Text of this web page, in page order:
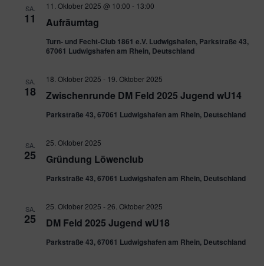
SA.
11 Aufräumtag
11. Oktober 2025 @ 10:00 - 13:00
Turn- und Fecht-Club 1861 e.V. Ludwigshafen, Parkstraße 43,
67061 Ludwigshafen am Rhein, Deutschland
SA.
18 Zwischenrunde DM Feld 2025 Jugend wU14
18. Oktober 2025 - 19. Oktober 2025
Parkstraße 43, 67061 Ludwigshafen am Rhein, Deutschland
SA.
25 Gründung Löwenclub
25. Oktober 2025
Parkstraße 43, 67061 Ludwigshafen am Rhein, Deutschland
SA.
25 DM Feld 2025 Jugend wU18
25. Oktober 2025 - 26. Oktober 2025
Parkstraße 43, 67061 Ludwigshafen am Rhein, Deutschland